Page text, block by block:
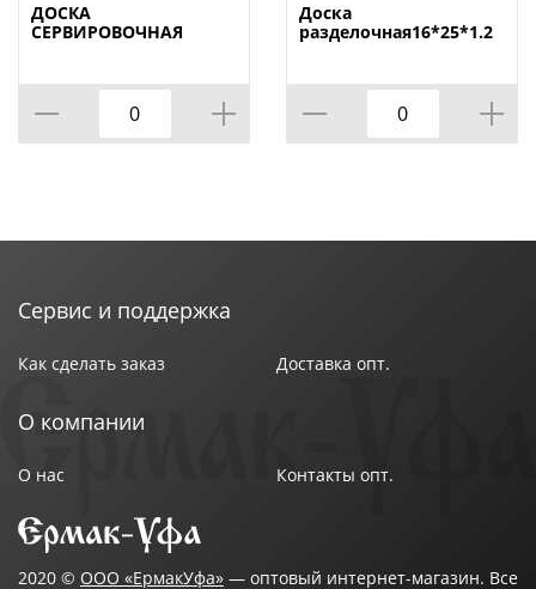
ДОСКА
СЕРВИРОВОЧНАЯ
УПАКОВКИ, КОР=12ШТ.
Доска
разделочная16*25*1.2
Сервис и поддержка
Как сделать заказ Доставка опт.
О компании
О нас Контакты опт.
2020 © ООО «ЕрмакУфа» — оптовый интернет-магазин. Все